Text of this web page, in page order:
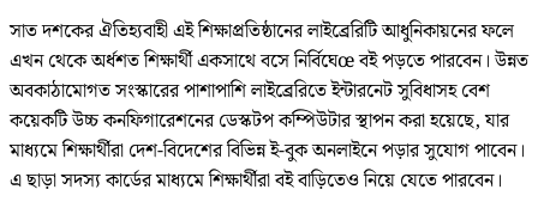
সাত দশকের ঐতিহ্যবাহী এই শিক্ষাপ্রতিষ্ঠানের লাইব্রেরিটি আধুনিকায়নের ফলে
এখন থেকে অর্ধশত শিক্ষার্থী একসাথে বসে নির্বিঘেœ বই পড়তে পারবেন। উন্নত
অবকাঠামোগত সংস্কারের পাশাপাশি লাইব্রেরিতে ইন্টারনেট সুবিধাসহ বেশ
কয়েকটি উচ্চ কনফিগারেশনের ডেস্কটপ কম্পিউটার স্থাপন করা হয়েছে, যার
মাধ্যমে শিক্ষার্থীরা দেশ-বিদেশের বিভিন্ন ই-বুক অনলাইনে পড়ার সুযোগ পাবেন।
এ ছাড়া সদস্য কার্ডের মাধ্যমে শিক্ষার্থীরা বই বাড়িতেও নিয়ে যেতে পারবেন।